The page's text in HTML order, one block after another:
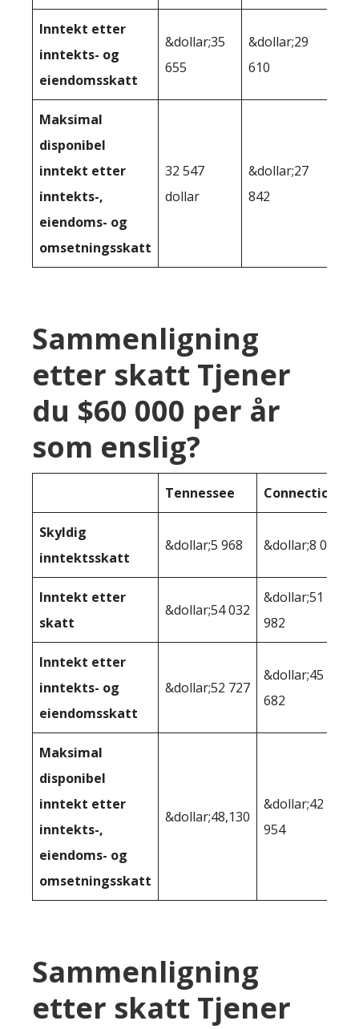
Inntekt etter
inntekts- og
eiendomsskatt
&dollar;35
655
&dollar;29
610
Maksimal
disponibel
inntekt etter
inntekts-,
eiendoms- og
omsetningsskatt
32 547
dollar
&dollar;27
842
Sammenligning
etter skatt Tjener
du $60 000 per år
som enslig?
Tennessee Connecticut
Skyldig
inntektsskatt
&dollar;5 968 &dollar;8 018
Inntekt etter
skatt
&dollar;54 032
&dollar;51
982
Inntekt etter
inntekts- og
eiendomsskatt
&dollar;52 727
&dollar;45
682
Maksimal
disponibel
inntekt etter
inntekts-,
eiendoms- og
omsetningsskatt
&dollar;48,130
&dollar;42
954
Sammenligning
etter skatt Tjener